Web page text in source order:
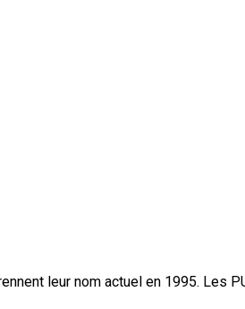
leur nom actuel en 1995. Les